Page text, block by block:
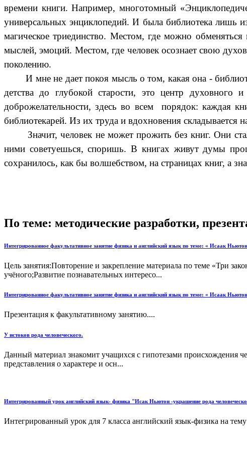
времени книги. Например, многотомный
универсальных энциклопедий. И была библиотека лишь
магическое триединство. Местом, где можно
мыслей, эмоций. Местом, где человек осознает свою
поколению.
И мне не дает покоя мысль о том, какая она -
детства до глубокой старости, это центр
доброжелательности, здесь во всем порядок: каждая
библиотекарей. Из их труда и вдохновения складывается
Значит, человек неможет прожить без книг. Они
ними советуешься, споришь. В книгах живут думы
сохранилось, как бы волшебством, на страницах книг, а
По теме: методические разработки,
Интегрированное факультативное занятие физика и английский язык по теме: « Исаак
Цель занятия:Повторение и закрепление материала по теме «Три
учёного;Развитие познавательных интересо...
Интегрированное факультативное занятие физика и английский язык по теме: « Исаак
Презентация к факультативному занятию....
У истоков рода человеческого.
Данный материал знакомит учащихся с гипотезами происхождения
представления о характере и осн...
Интегрированный урок английский язык- физика "Исак Ньютон -украшение рода
Интегрированный урок для 7 класса английский язык-физика на